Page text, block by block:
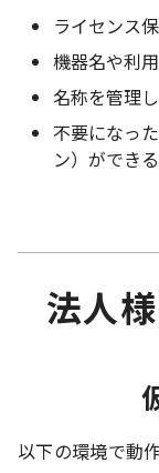
ライセンス
機器名や利
名称を管理
不要になっ
ン）ができる
法人
以下の環境で動